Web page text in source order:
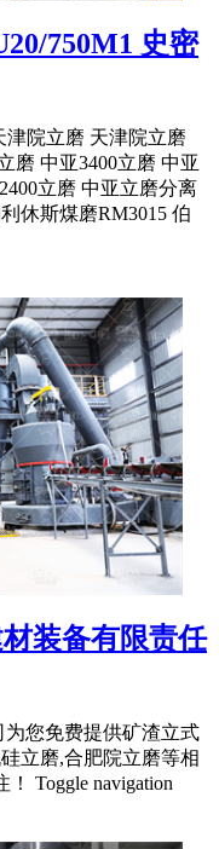
750M1 史密
津院立磨 天津院立磨
磨 中亚3400立磨 中亚
立磨 中亚立磨分离
休斯煤磨RM3015 伯
装备有限责任
您免费提供矿渣立式
立磨,合肥院立磨等相
Toggle navigation